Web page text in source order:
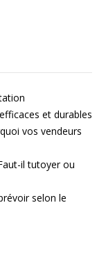
et durables
vos vendeurs
il tutoyer ou
selon le